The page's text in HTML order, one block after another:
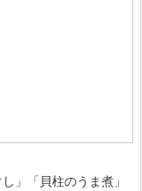
」「貝柱のうま煮」